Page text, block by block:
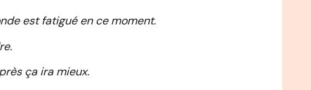
est fatigué en ce moment.
ça ira mieux.